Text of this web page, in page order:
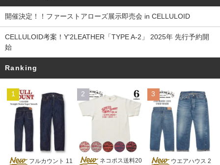
開催決定！！ファーストアローズ展示即売会 in CELLULOID
CELLULOID考案！Y'2LEATHER「TYPE A-2」 2025年 先行予約開
始
Ranking
1
フルカウント 11
2
ネコポス送料20
3
ウエアハウス 2